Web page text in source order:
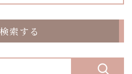
検索する